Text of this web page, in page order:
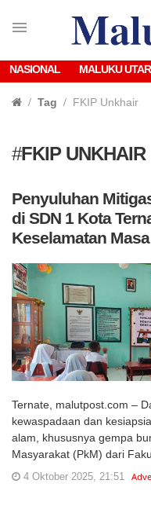
NASIONAL MALUKU
Tag FKIP Unkhair
#FKIP UNKHAIR
Penyuluhan
di SDN 1 Kota
Keselamatan
Ternate, malutpost.com –
kewaspadaan dan
alam, khususnya gempa
Masyarakat (PkM) dari
4 Oktober 2025, 21:51